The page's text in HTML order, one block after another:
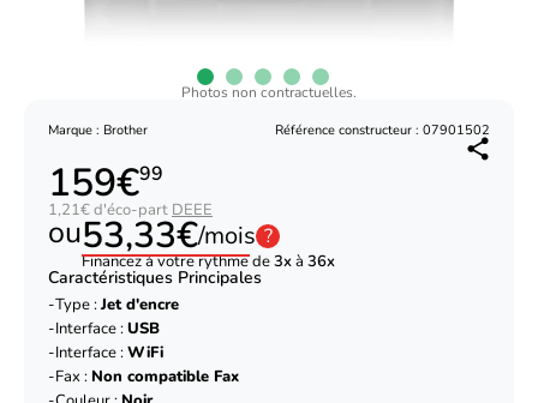
Photos non contractuelles.
Marque : Brother Référence constructeur : 07901502
159€99
1,21€ d'éco-part DEEE
ou53,33€/mois ?
Financez à votre rythme de3xà 36x
Caractéristiques Principales
Type :Jet d'encre
Interface :USB
Interface :WiFi
Fax : Non compatible Fax